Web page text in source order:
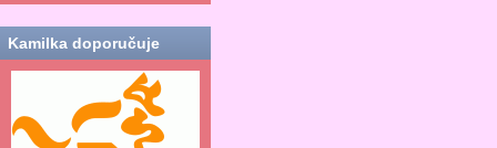
Kamilka doporučuje